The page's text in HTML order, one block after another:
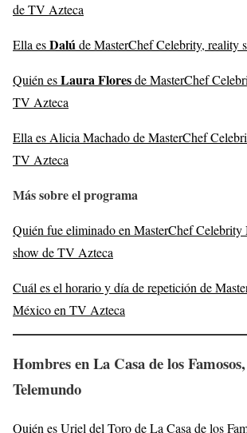
de TV Azteca
Ella esDalúde MasterChef Celebrity, reality
Quién esLaura Floresde MasterChef
TV Azteca
Ella es Alicia Machado de MasterChef
TV Azteca
Más sobre el programa
Quién fue eliminado en MasterChef
show de TV Azteca
Cuál es el horario y día de repetición de
México en TV Azteca
Hombres en La Casa de los Famosos
Telemundo
Quién es Uriel del Toro de La Casa de los